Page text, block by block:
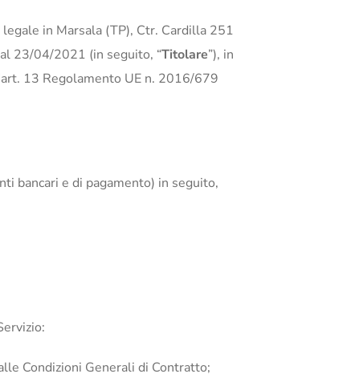
legale in Marsala (TP), Ctr. Cardilla 251
23/04/2021 (in seguito, “Titolare”), in
13 Regolamento UE n. 2016/679
bancari e di pagamento) in seguito,
Condizioni Generali di Contratto;